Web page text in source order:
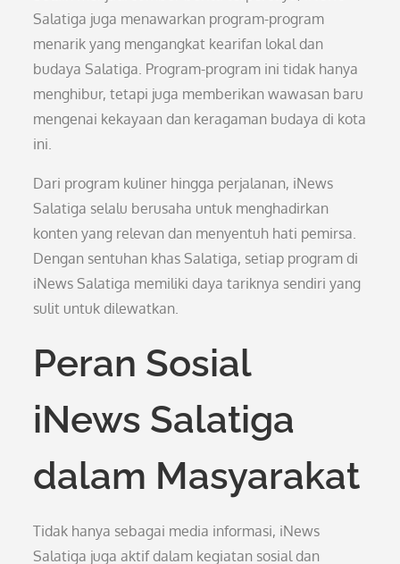
Salatiga juga menawarkan program-program
menarik yang mengangkat kearifan lokal dan
budaya Salatiga. Program-program ini tidak hanya
menghibur, tetapi juga memberikan wawasan baru
mengenai kekayaan dan keragaman budaya di kota
ini.
Dari program kuliner hingga perjalanan, iNews
Salatiga selalu berusaha untuk menghadirkan
konten yang relevan dan menyentuh hati pemirsa.
Dengan sentuhan khas Salatiga, setiap program di
iNews Salatiga memiliki daya tariknya sendiri yang
sulit untuk dilewatkan.
Peran Sosial
iNews Salatiga
dalam Masyarakat
Tidak hanya sebagai media informasi, iNews
Salatiga juga aktif dalam kegiatan sosial dan